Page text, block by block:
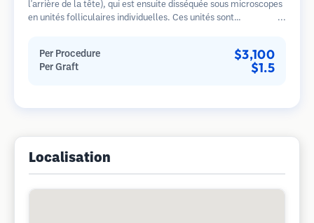
l'arrière de la tête), qui est ensuite disséquée sous microscopes
en unités folliculaires individuelles. Ces unités sont
une cicatrice linéaire.
Per Procedure $3,100
Per Graft $1.5
Localisation